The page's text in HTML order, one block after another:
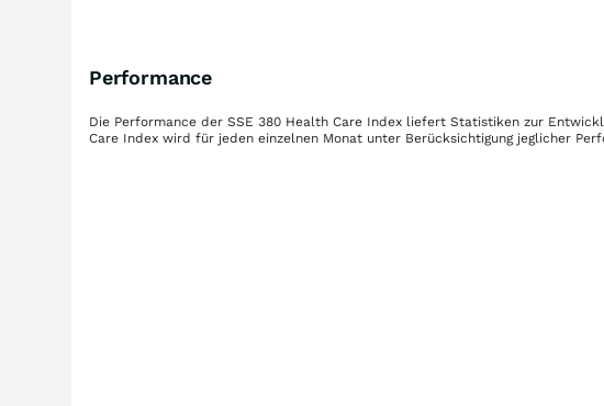
Performance
Die Performance der SSE 380 Health Care Index liefert Statistiken zur
Care Index wird für jeden einzelnen Monat unter Berücksichtigung jeglicher